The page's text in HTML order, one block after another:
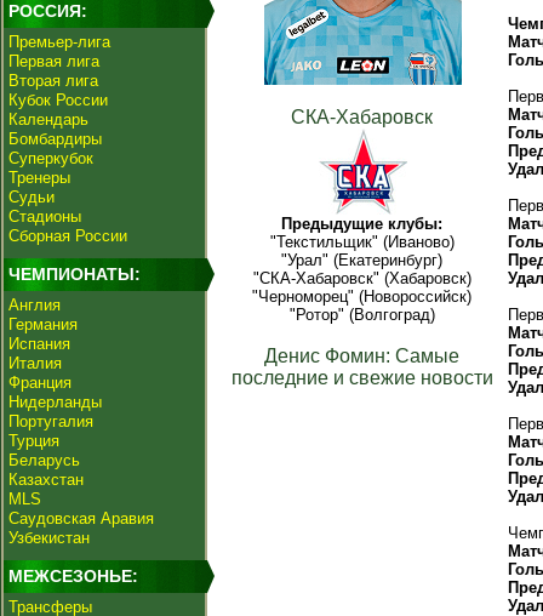
РОССИЯ:
Премьер-лига
Первая лига
Вторая лига
Кубок России
Календарь
Бомбардиры
Суперкубок
Тренеры
Судьи
Стадионы
Сборная России
ЧЕМПИОНАТЫ:
Англия
Германия
Испания
Италия
Франция
Нидерланды
Португалия
Турция
Беларусь
Казахстан
MLS
Саудовская Аравия
Узбекистан
МЕЖСЕЗОНЬЕ:
Трансферы
СКА-Хабаровск
Предыдущие клубы:
"Текстильщик" (Иваново)
"Урал" (Екатеринбург)
"СКА-Хабаровск" (Хабаровск)
"Черноморец" (Новороссийск)
"Ротор" (Волгоград)
Денис Фомин: Самые
последние и свежие новости